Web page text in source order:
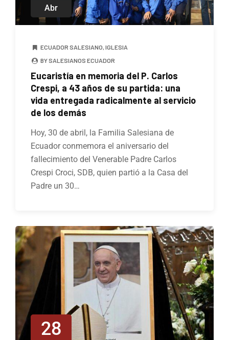
Abr
ECUADOR SALESIANO IGLESIA
BY SALESIANOS ECUADOR
Eucaristía en memoria del P. Carlos
Crespi, a 43 años de su partida: una
vida entregada radicalmente al servicio
de los demás
Hoy, 30 de abril, la Familia Salesiana de
Ecuador conmemora el aniversario del
fallecimiento del Venerable Padre Carlos
Crespi Croci, SDB, quien partió a la Casa del
Padre un 30…
28